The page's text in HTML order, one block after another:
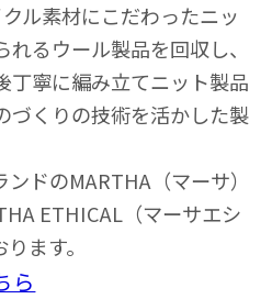
ル素材にこだわったニッ
るウール製品を回収し、
丁寧に編み立てニット製品
づくりの技術を活かした製
ドのMARTHA（マーサ）
ETHICAL（マーサエシ
ます。
ら